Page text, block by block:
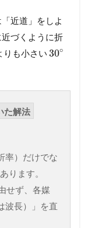
近道」をしよ
づくように折
りも小さい 30∘
た解法
率）だけでな
ります。
せず、各媒
波長）」を直